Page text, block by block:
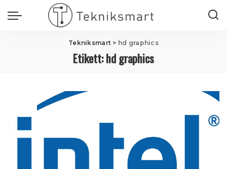
Tekniksmart > hd graphics
Etikett:hd graphics